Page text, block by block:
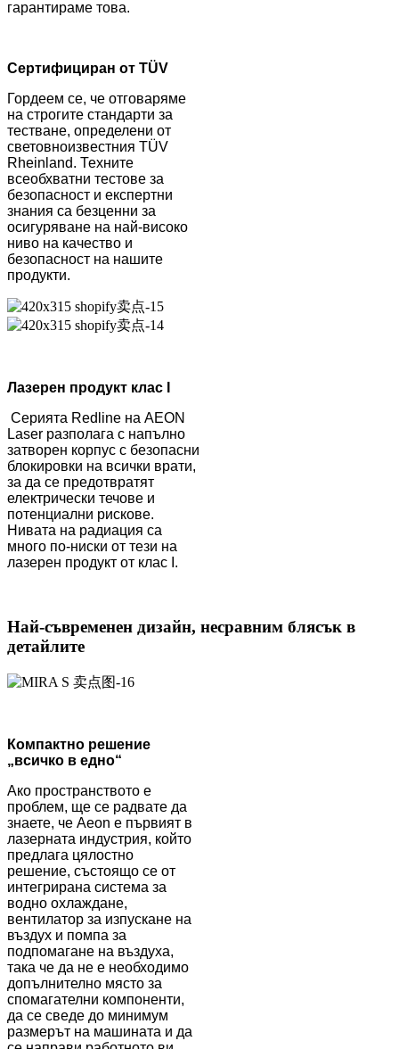
гарантираме това.
Сертифициран от TÜV
Гордеем се, че отговаряме
на строгите стандарти за
тестване, определени от
световноизвестния TÜV
Rheinland. Техните
всеобхватни тестове за
безопасност и експертни
знания са безценни за
осигуряване на най-високо
ниво на качество и
безопасност на нашите
продукти.
Лазерен продукт клас I
Серията Redline на AEON
Laser разполага с напълно
затворен корпус с безопасни
блокировки на всички врати,
за да се предотвратят
електрически течове и
потенциални рискове.
Нивата на радиация са
много по-ниски от тези на
лазерен продукт от клас I.
Най-съвременен дизайн, несравним блясък в
детайлите
Компактно решение
„всичко в едно“
Ако пространството е
проблем, ще се радвате да
знаете, че Aeon е първият в
лазерната индустрия, който
предлага цялостно
решение, състоящо се от
интегрирана система за
водно охлаждане,
вентилатор за изпускане на
въздух и помпа за
подпомагане на въздуха,
така че да не е необходимо
допълнително място за
спомагателни компоненти,
да се сведе до минимум
размерът на машината и да